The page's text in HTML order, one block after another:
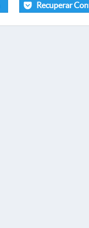
Recuperar